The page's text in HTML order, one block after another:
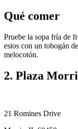
Qué comer
Pruebe la sopa fría de
estos con un tobogán
melocotón.
2. Plaza
21 Romines Drive